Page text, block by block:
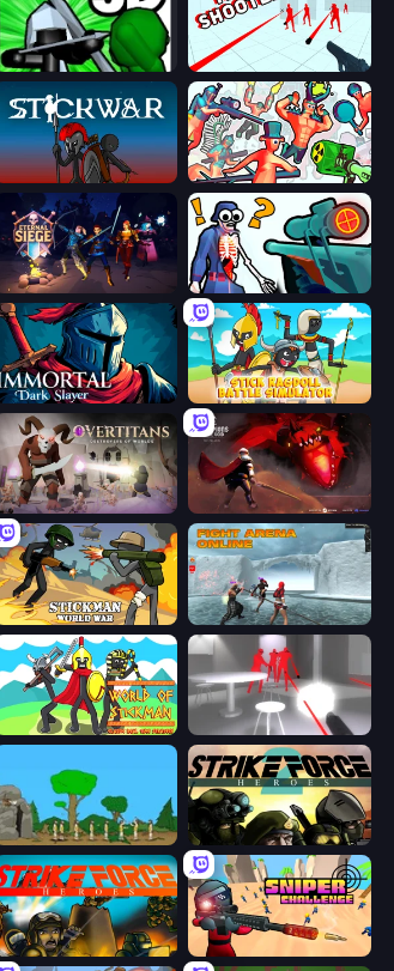
Stickman: Legacy of Zombie War Time Shooter
Stick War Funny Shooter 2
Eternal Siege Sniper Shot: Bullet Time
Immortal: Dark Slayer Stick Ragdoll Battle Simulator
Overtitans: Destroyers of Worlds Champions of The Void: Paladin
Stickman World War Fight Arena Online
World of Stickman Classic RTS SuperHot
Age Of War Strike Force Heroes 2
Strike Force Heroes Sniper Challenge